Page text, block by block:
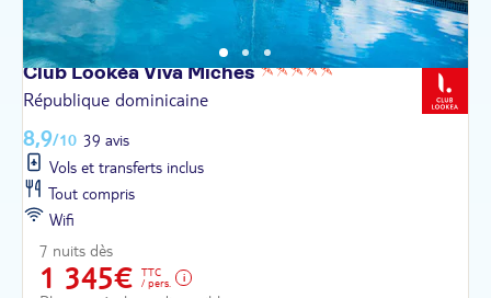
Club Lookéa VivaMiches
République dominicaine
8,9/10 39 avis
Vols et transferts inclus
Tout compris
Wifi
7 nuits dès
1 345€
TTC
/ pers.